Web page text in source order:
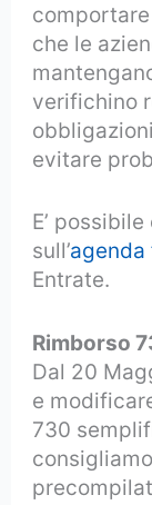
che le
verifichino
evitare
E’
sull’agenda
Entrate.
Rimborso
Dal 20
e
730